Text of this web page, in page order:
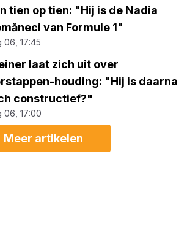
tien op tien: "Hij is de Nadia
van Formule 1"
06, 17:45
laat zich uit over
houding: "Hij is daarna
constructief?"
06, 17:00
Meer artikelen